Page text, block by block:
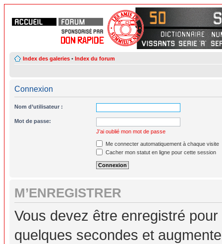
Index des galeries • Index du forum
Connexion
Nom d’utilisateur :
Mot de passe:
J’ai oublié mon mot de passe
Me connecter automatiquement à chaque visite
Cacher mon statut en ligne pour cette session
M’ENREGISTRER
Vous devez être enregistré
quelques secondes et